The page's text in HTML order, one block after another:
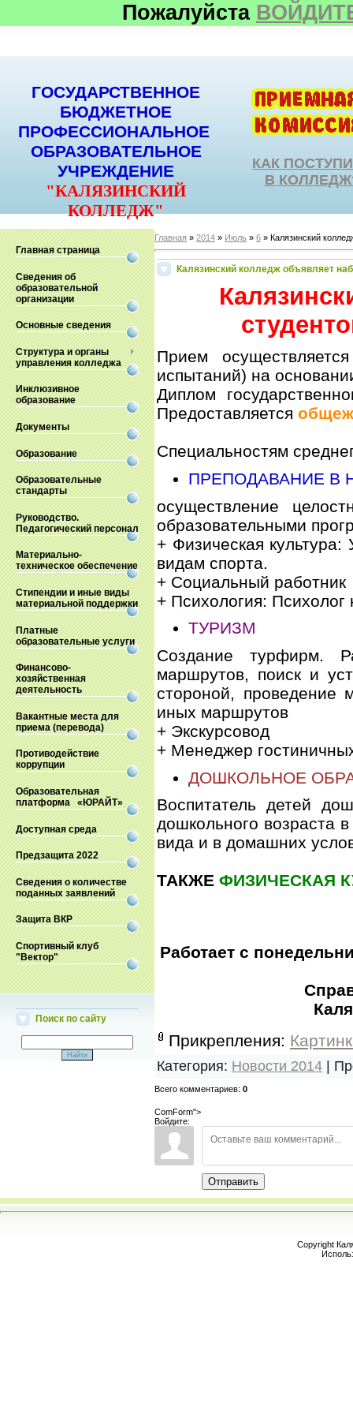
Пожалуйста
ГОСУДАРСТВЕННОЕ
БЮДЖЕТНОЕ
ПРОФЕССИОНАЛЬНОЕ
ОБРАЗОВАТЕЛЬНОЕ
УЧРЕЖДЕНИЕ
"КАЛЯЗИНСКИЙ
КОЛЛЕДЖ"
КАК
В
Главная страница
Сведения об
образовательной
организации
Основные сведения
Структура и органы
управления колледжа
Инклюзивное
образование
Документы
Образование
Образовательные
стандарты
Руководство.
Педагогический персонал
Материально-
техническое обеспечение
Стипендии и иные виды
материальной поддержки
Платные
образовательные услуги
Финансово-
хозяйственная
деятельность
Вакантные места для
приема (перевода)
Противодействие
коррупции
Образовательная
платформа «ЮРАЙТ»
Доступная среда
Предзащита 2022
Сведения о количестве
поданных заявлений
Защита ВКР
Спортивный клуб
"Вектор"
Поиск по сайту
Главная » 2014 » Июль » 6 » Калязинский
Калязинский колледж объявляет
Прием
испытаний) на
Диплом
Предоставляется
Специальностям
ПРЕПОДАВАНИЕ В
осуществление
образовательными
+ Физическая
видам спорта.
+ Социальный работник
+ Психология: Психолог
ТУРИЗМ
Создание турфирм.
маршрутов, поиск и
стороной, проведение
иных маршрутов
+ Экскурсовод
+ Менеджер
ДОШКОЛЬНОЕ
Воспитатель детей
дошкольного возраста
вида и в домашних
ТАКЖЕ ФИЗИЧЕСКАЯ
Работает с
Прикрепления:
Категория: Новости 2014 |
Всего комментариев: 0
ComForm">
Войдите:
Отправить
Copyright